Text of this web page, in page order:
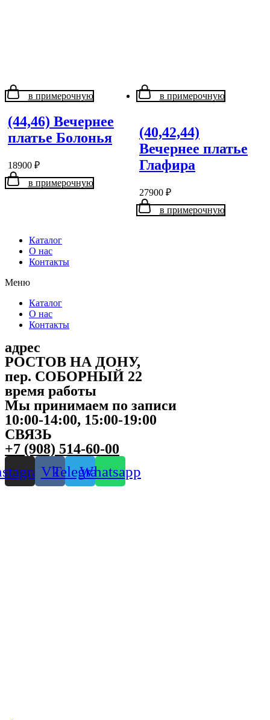
в примерочную
(44,46) Вечернее
платье Болонья
18900 ₽
в примерочную
в примерочную
(40,42,44)
Вечернее платье
Глафира
27900 ₽
в примерочную
Каталог
О нас
Контакты
Меню
Каталог
О нас
Контакты
адрес
РОСТОВ НА ДОНУ,
пер. СОБОРНЫЙ 22
время работы
Мы принимаем по записи
10:00-14:00, 15:00-19:00
СВЯЗЬ
+7 (908) 514-60-00
VkTelegramWhatsapp